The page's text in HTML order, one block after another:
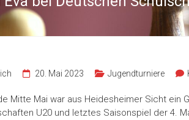
20. Mai 2023 Jugendturniere
Mitte Mai war aus Heidesheimer Sicht
U20 und letztes Saisonspiel der 4.